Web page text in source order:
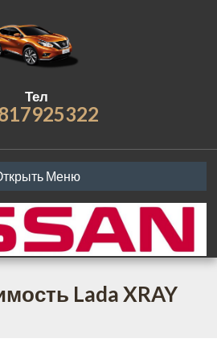
Тел
Меню
Lada XRAY